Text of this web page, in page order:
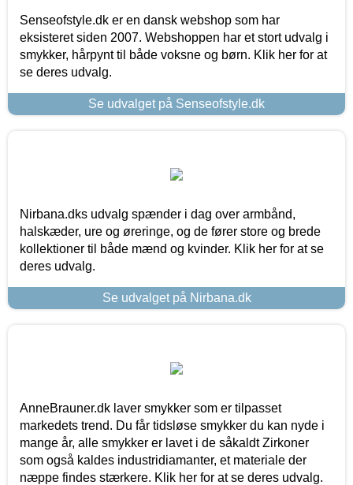
Senseofstyle.dk er en dansk webshop som har
eksisteret siden 2007. Webshoppen har et stort udvalg i
smykker, hårpynt til både voksne og børn. Klik her for at
se deres udvalg.
Se udvalget på Senseofstyle.dk
Nirbana.dks udvalg spænder i dag over armbånd,
halskæder, ure og øreringe, og de fører store og brede
kollektioner til både mænd og kvinder. Klik her for at se
deres udvalg.
Se udvalget på Nirbana.dk
AnneBrauner.dk laver smykker som er tilpasset
markedets trend. Du får tidsløse smykker du kan nyde i
mange år, alle smykker er lavet i de såkaldt Zirkoner
som også kaldes industridiamanter, et materiale der
næppe findes stærkere. Klik her for at se deres udvalg.